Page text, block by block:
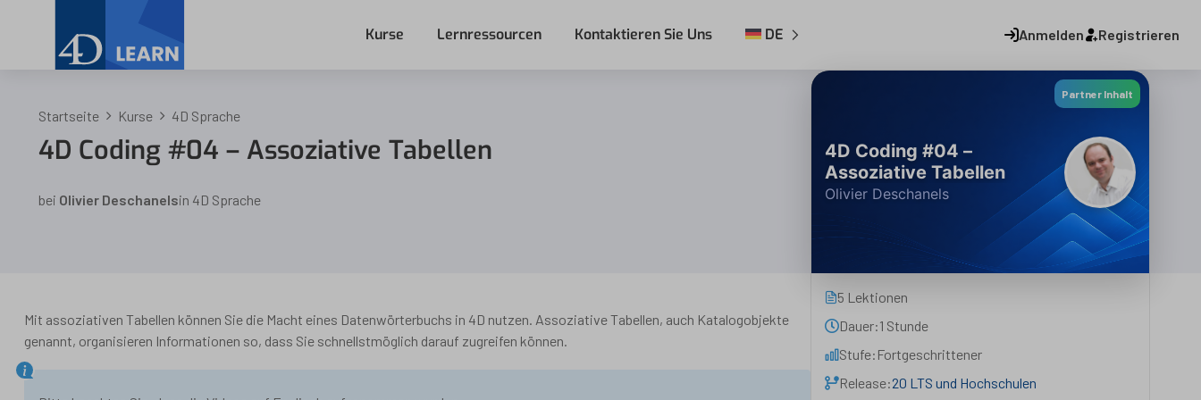
Kurse Lernressourcen Kontaktieren Sie Uns DE Anmelden Registrieren
Startseite Kurse 4D Sprache
4D Coding #04 – Assoziative Tabellen
bei Olivier Deschanelsin 4D Sprache
Mit assoziativen Tabellen können Sie die Macht eines Datenwörterbuchs in 4D nutzen. Assoziative Tabellen, auch Katalogobjekte
genannt, organisieren Informationen so, dass Sie schnellstmöglich darauf zugreifen können.
Partner Inhalt
4D Coding #04 –
Assoziative Tabellen
Olivier Deschanels
5 Lektionen
Dauer:1 Stunde
Stufe: Fortgeschrittener
Release:20 LTS und Hochschulen